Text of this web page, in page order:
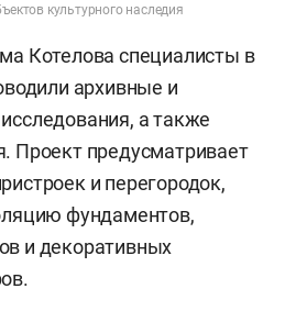
культурного наследия
Котелова специалисты в
архивные и
а также
Проект предусматривает
и перегородок,
фундаментов,
и декоративных